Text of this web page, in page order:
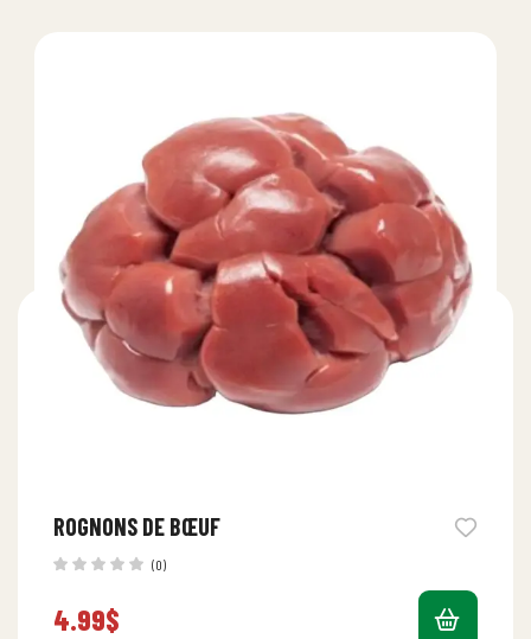
ROGNONS DE BŒUF
(0)
4.99$